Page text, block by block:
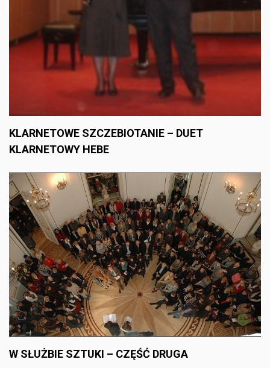
KLARNETOWE SZCZEBIOTANIE – DUET
KLARNETOWY HEBE
W SŁUŻBIE SZTUKI – CZĘŚĆ DRUGA